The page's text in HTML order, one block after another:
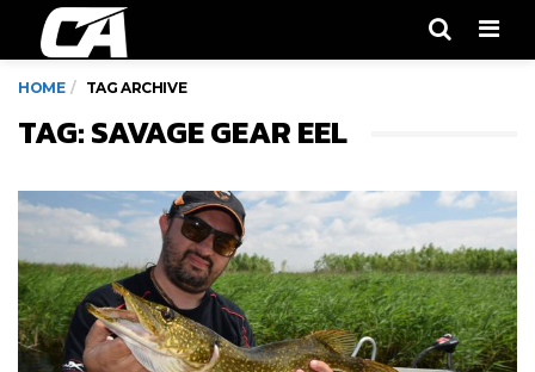
HOME TAG ARCHIVE
TAG: SAVAGE GEAR EEL